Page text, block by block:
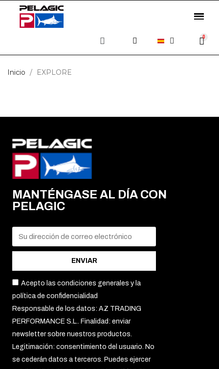
Inicio EXPLORE
MANTÉNGASE AL DÍA CON
PELAGIC
ENVIAR
Acepto las condiciones generales y la
política de confidencialidad
Responsable de los datos: AZ TRADING
PERFORMANCE S.L.. Finalidad: enviar
newsletter sobre nuestros productos.
Legitimación: consentimiento del usuario. No
se cederán datos a terceros. Puedes ejercer